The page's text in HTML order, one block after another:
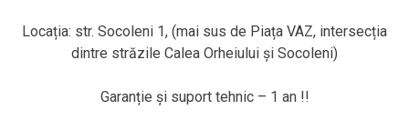
Locația: str. Socoleni 1, (mai sus de Piața VAZ, intersecția
dintre străzile Calea Orheiului și Socoleni)
Garanție și suport tehnic – 1 an !!